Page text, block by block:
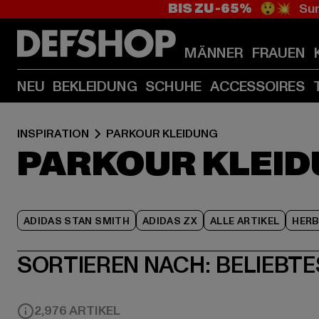
BIS ZU -65% 😲💥
MÄNNER FRAUEN
NEU BEKLEIDUNG SCHUHE ACCESSOIRES
INSPIRATION PARKOUR KLEIDUNG
PARKOUR
ADIDAS STAN SMITH ADIDAS ZX ALLE ARTIKEL
SORTIEREN NACH:
2,976 ARTIKEL